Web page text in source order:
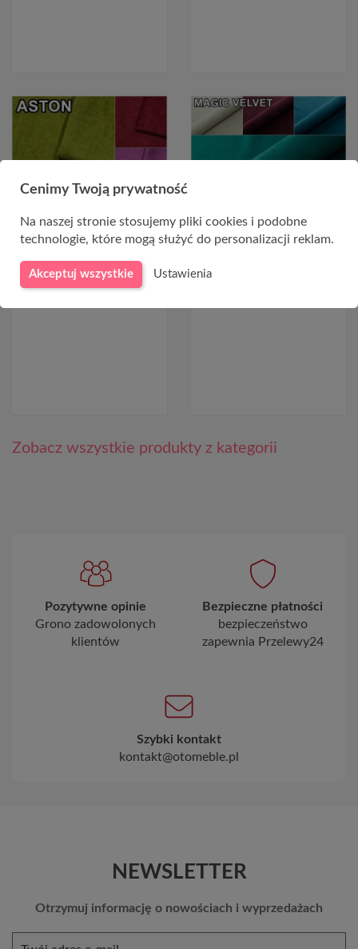
Kolekcja ASTON tkanina
plusz
Zobacz wszystkie produkty z kategorii
Pozytywne opinie
Grono zadowolonych
klientów
Bezpieczne płatności
bezpieczeństwo
zapewnia Przelewy24
Szybki kontakt
kontakt@otomeble.pl
NEWSLETTER
Otrzymuj informację o nowościach i wyprzedażach
Cenimy Twoją prywatność
Na naszej stronie stosujemy pliki cookies i podobne
technologie, które mogą służyć do personalizacji reklam.
Akceptuj wszystkie Ustawienia